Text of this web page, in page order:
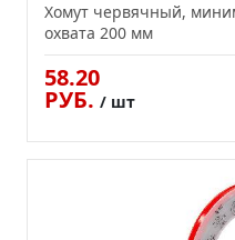
Хомут червячный,
охвата 200 мм
58.20
РУБ. / шт